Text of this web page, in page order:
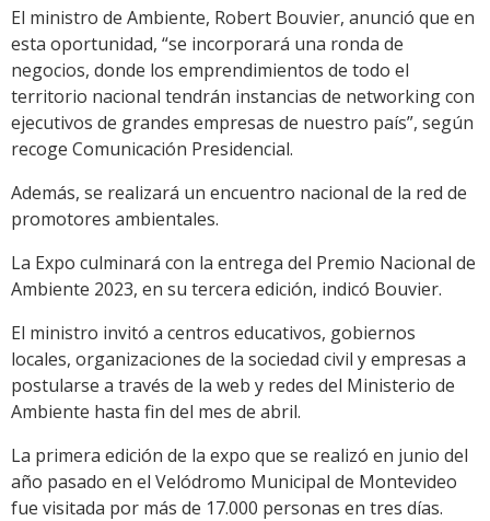
El ministro de Ambiente, Robert Bouvier, anunció que en
esta oportunidad, “se incorporará una ronda de
negocios, donde los emprendimientos de todo el
territorio nacional tendrán instancias de networking con
ejecutivos de grandes empresas de nuestro país”, según
recoge Comunicación Presidencial.
Además, se realizará un encuentro nacional de la red de
promotores ambientales.
La Expo culminará con la entrega del Premio Nacional de
Ambiente 2023, en su tercera edición, indicó Bouvier.
El ministro invitó a centros educativos, gobiernos
locales, organizaciones de la sociedad civil y empresas a
postularse a través de la web y redes del Ministerio de
Ambiente hasta fin del mes de abril.
La primera edición de la expo que se realizó en junio del
año pasado en el Velódromo Municipal de Montevideo
fue visitada por más de 17.000 personas en tres días.